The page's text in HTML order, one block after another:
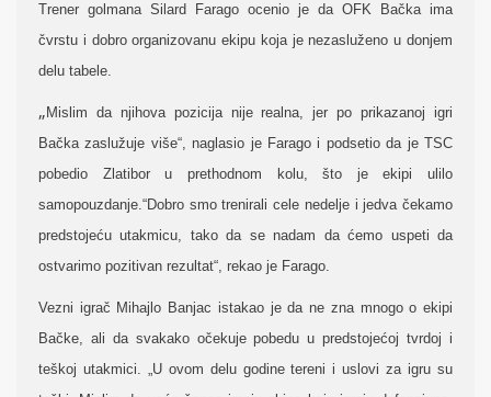
Trener golmana Silard Farago ocenio je da OFK Bačka ima
čvrstu i dobro organizovanu ekipu koja je nezasluženo u donjem
delu tabele.
„ Mislim da njihova pozicija nije realna, jer po prikazanoj igri
Bačka zaslužuje više“, naglasio je Farago i podsetio da je TSC
pobedio Zlatibor u prethodnom kolu, što je ekipi ulilo
samopouzdanje.“Dobro smo trenirali cele nedelje i jedva čekamo
predstojeću utakmicu, tako da se nadam da ćemo uspeti da
ostvarimo pozitivan rezultat“, rekao je Farago.
Vezni igrač Mihajlo Banjac istakao je da ne zna mnogo o ekipi
Bačke, ali da svakako očekuje pobedu u predstojećoj tvrdoj i
teškoj utakmici. „U ovom delu godine tereni i uslovi za igru su